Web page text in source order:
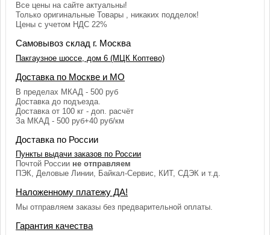
Все цены на сайте актуальны!
Только оригинальные Товары , никаких подделок!
Цены с учетом НДС 22%
Самовывоз склад г. Москва
Пакгаузное шоссе, дом 6 (МЦК Коптево)
Доставка по Москве и МО
В пределах МКАД - 500 руб
Доставка до подъезда.
Доставка от 100 кг - доп. расчёт
За МКАД - 500 руб+40 руб/км
Доставка по России
Пункты выдачи заказов по России
Почтой России не отправляем
ПЭК, Деловые Линии, Байкал-Сервис, КИТ, СДЭК и т.д.
Наложенному платежу ДА!
Мы отправляем заказы без предварительной оплаты.
Гарантия качества